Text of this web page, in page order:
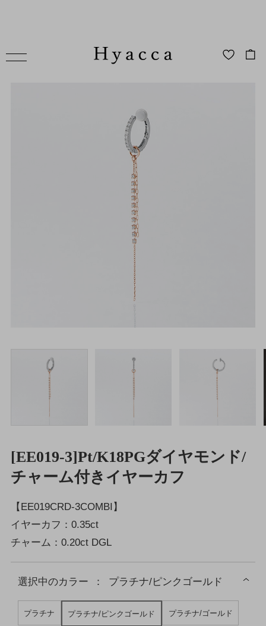
[EE019-3]Pt/K18PGダイヤモンド/
チャーム付きイヤーカフ
【EE019CRD-3COMBI】
イヤーカフ：0.35ct
チャーム：0.20ct DGL
選択中のカラー ： プラチナ/ピンクゴールド
プラチナ プラチナ/ピンクゴールド プラチナ/ゴールド